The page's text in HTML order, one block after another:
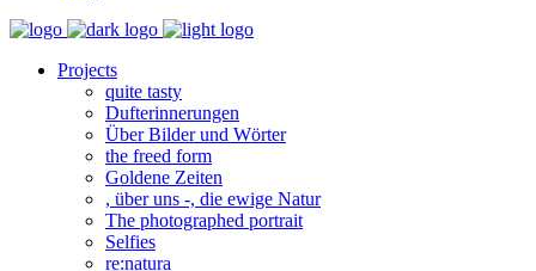
Projects
quite tasty
Dufterinnerungen
Über Bilder und Wörter
the freed form
Goldene Zeiten
, über uns -, die ewige Natur
The photographed portrait
Selfies
re:natura